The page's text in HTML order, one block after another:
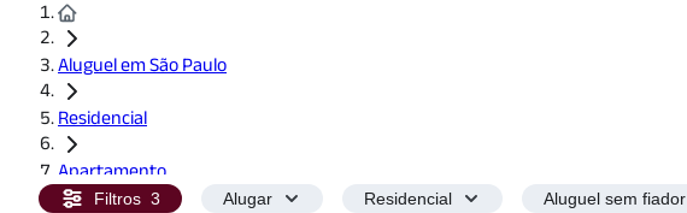
Aluguel em São Paulo
Residencial
Apartamento
Filtros 3 Alugar Residencial Aluguel sem fiador